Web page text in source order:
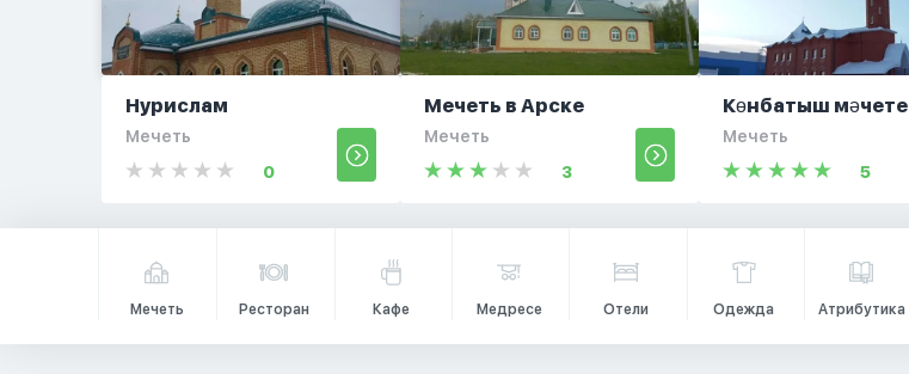
Нурислам
Мечеть
0
Мечеть в Арске
Мечеть
3
Көнбатыш мәчете
Мечеть
5
Мечеть Ресторан Кафе Медресе Отели Одежда Атрибутика